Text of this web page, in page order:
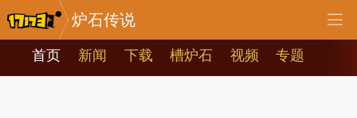
炉石传说
首页 新闻 下载 槽炉石 视频 专题